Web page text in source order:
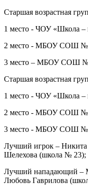
Старшая возрастная
1 место - ЧОУ «Школа
2 место - МБОУ СОШ №
3 место – МБОУ СОШ №
Старшая возрастная
1 место - ЧОУ «Школа
2 место - МБОУ СОШ №
3 место - МБОУ СОШ №
Лучший игрок –
Шелехова (школа № 23);
Лучший нападающий –
Любовь Гаврилова